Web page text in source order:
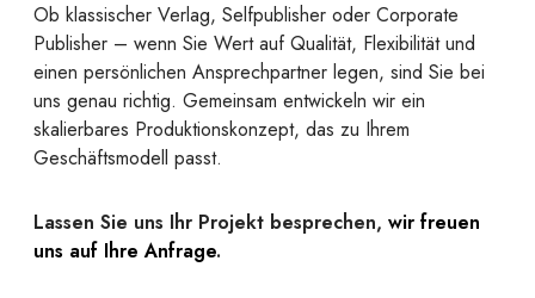
Ob klassischer Verlag, Selfpublisher oder Corporate
Publisher – wenn Sie Wert auf Qualität, Flexibilität und
einen persönlichen Ansprechpartner legen, sind Sie bei
uns genau richtig. Gemeinsam entwickeln wir ein
skalierbares Produktionskonzept, das zu Ihrem
Geschäftsmodell passt.
Lassen Sie uns Ihr Projekt besprechen, wir freuen
uns auf Ihre Anfrage.